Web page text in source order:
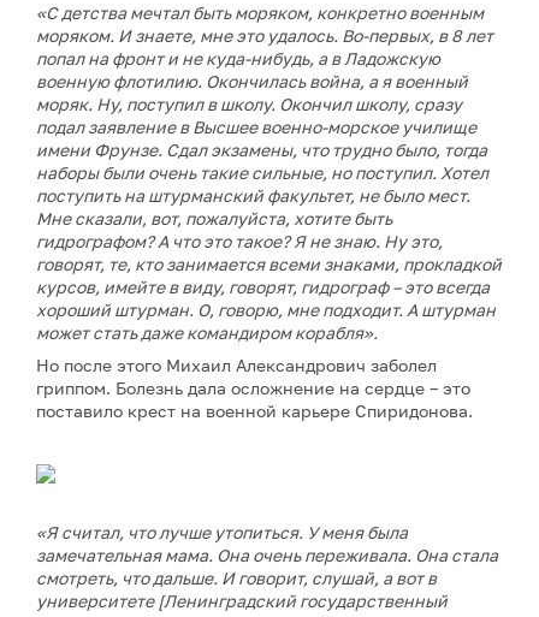
«С детства мечтал быть моряком, конкретно военным
моряком. И знаете, мне это удалось. Во-первых, в 8 лет
попал на фронт и не куда-нибудь, а в Ладожскую
военную флотилию. Окончилась война, а я военный
моряк. Ну, поступил в школу. Окончил школу, сразу
подал заявление в Высшее военно-морское училище
имени Фрунзе. Сдал экзамены, что трудно было, тогда
наборы были очень такие сильные, но поступил. Хотел
поступить на штурманский факультет, не было мест.
Мне сказали, вот, пожалуйста, хотите быть
гидрографом? А что это такое? Я не знаю. Ну это,
говорят, те, кто занимается всеми знаками, прокладкой
курсов, имейте в виду, говорят, гидрограф – это всегда
хороший штурман. О, говорю, мне подходит. А штурман
может стать даже командиром корабля».
Но после этого Михаил Александрович заболел
гриппом. Болезнь дала осложнение на сердце – это
поставило крест на военной карьере Спиридонова.
«Я считал, что лучше утопиться. У меня была
замечательная мама. Она очень переживала. Она стала
смотреть, что дальше. И говорит, слушай, а вот в
университете [Ленинградский государственный